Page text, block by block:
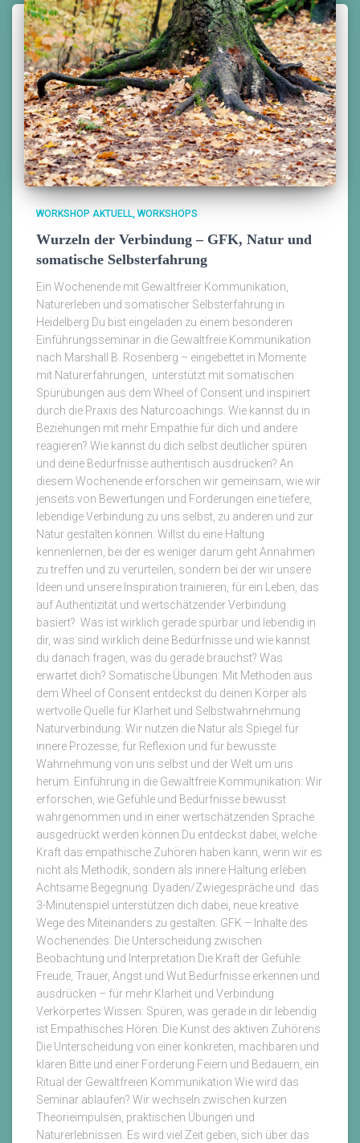
WORKSHOP AKTUELL WORKSHOPS
Wurzeln der Verbindung – GFK, Natur und
somatische Selbsterfahrung
Ein Wochenende mit Gewaltfreier Kommunikation,
Naturerleben und somatischer Selbsterfahrung in
Heidelberg Du bist eingeladen zu einem besonderen
Einführungsseminar in die Gewaltfreie Kommunikation
nach Marshall B. Rosenberg – eingebettet in Momente
mit Naturerfahrungen, unterstützt mit somatischen
Spürübungen aus dem Wheel of Consent und inspiriert
durch die Praxis des Naturcoachings. Wie kannst du in
Beziehungen mit mehr Empathie für dich und andere
reagieren? Wie kannst du dich selbst deutlicher spüren
und deine Bedürfnisse authentisch ausdrücken? An
diesem Wochenende erforschen wir gemeinsam, wie wir
jenseits von Bewertungen und Forderungen eine tiefere,
lebendige Verbindung zu uns selbst, zu anderen und zur
Natur gestalten können. Willst du eine Haltung
kennenlernen, bei der es weniger darum geht Annahmen
zu treffen und zu verurteilen, sondern bei der wir unsere
Ideen und unsere Inspiration trainieren, für ein Leben, das
auf Authentizität und wertschätzender Verbindung
basiert? Was ist wirklich gerade spürbar und lebendig in
dir, was sind wirklich deine Bedürfnisse und wie kannst
du danach fragen, was du gerade brauchst? Was
erwartet dich? Somatische Übungen: Mit Methoden aus
dem Wheel of Consent entdeckst du deinen Körper als
wertvolle Quelle für Klarheit und Selbstwahrnehmung
Naturverbindung: Wir nutzen die Natur als Spiegel für
innere Prozesse, für Reflexion und für bewusste
Wahrnehmung von uns selbst und der Welt um uns
herum. Einführung in die Gewaltfreie Kommunikation: Wir
erforschen, wie Gefühle und Bedürfnisse bewusst
wahrgenommen und in einer wertschätzenden Sprache
ausgedrückt werden können.Du entdeckst dabei, welche
Kraft das empathische Zuhören haben kann, wenn wir es
nicht als Methodik, sondern als innere Haltung erleben.
Achtsame Begegnung: Dyaden/Zwiegespräche und das
3-Minutenspiel unterstützen dich dabei, neue kreative
Wege des Miteinanders zu gestalten. GFK – Inhalte des
Wochenendes: Die Unterscheidung zwischen
Beobachtung und Interpretation Die Kraft der Gefühle:
Freude, Trauer, Angst und Wut Bedürfnisse erkennen und
ausdrücken – für mehr Klarheit und Verbindung
Verkörpertes Wissen: Spüren, was gerade in dir lebendig
ist Empathisches Hören: Die Kunst des aktiven Zuhörens
Die Unterscheidung von einer konkreten, machbaren und
klaren Bitte und einer Forderung Feiern und Bedauern, ein
Ritual der Gewaltfreien Kommunikation Wie wird das
Seminar ablaufen? Wir wechseln zwischen kurzen
Theorieimpulsen, praktischen Übungen und
Naturerlebnissen. Es wird viel Zeit geben, sich über das